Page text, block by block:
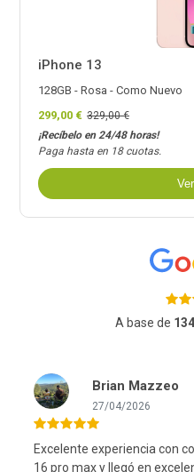
iPhone 13
128GB - Rosa - Como Nuevo
299,00 € 329,00 €
¡Recíbelo en 24/48 horas!
Paga hasta en 18 cuotas.
A base de
Brian Mazzeo
27/04/2026
Excelente experiencia con
16 pro max y llegó en